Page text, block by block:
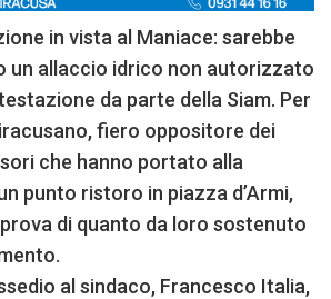
in vista al Maniace: sarebbe
allaccio idrico non autorizzato
da parte della Siam. Per
fiero oppositore dei
che hanno portato alla
punto ristoro in piazza d’Armi,
di quanto da loro sostenuto
al sindaco, Francesco Italia,